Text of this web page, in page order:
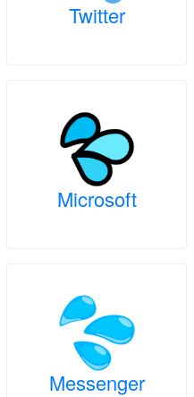
Twitter
Microsoft
Messenger